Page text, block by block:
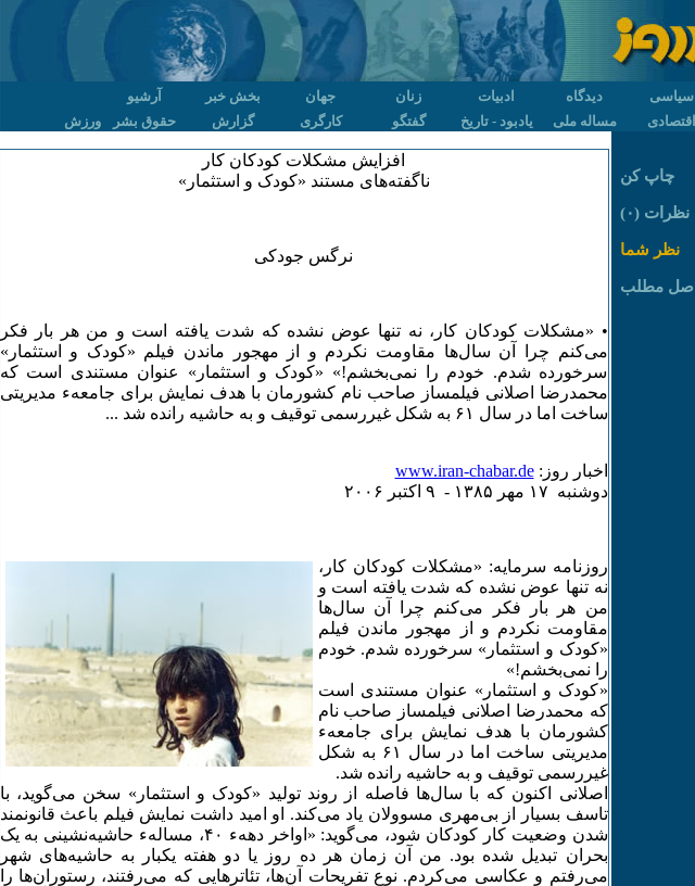
سیاسی دیدگاه ادبیات زنان جهان بخش خبر
آرشیو
اقتصادی مساله ملی یادبود - تاریخ گفتگو کارگری گزارش حقوق بشر ورزش
افزایش مشکلات کودکان کار
ناگفته‌های مستند «کودک و استثمار»
نرگس جودکی
• «مشکلات کودکان کار، نه تنها عوض نشده که شدت یافته است و من هر بار فکر
می‌کنم چرا آن سال‌ها مقاومت نکردم و از مهجور ماندن فیلم «کودک و استثمار»
سرخورده شدم. خودم را نمی‌بخشم!» «کودک و استثمار» عنوان مستندی است که
محمدرضا اصلانی فیلمساز صاحب نام کشورمان با هدف نمایش برای جامعهء مدیریتی
ساخت اما در سال ۶۱ به شکل غیررسمی توقیف و به حاشیه رانده شد ...
اخبار روز:www.iran-chabar.de
دوشنبه ۱۷ مهر ۱٣٨۵ - ۹ اکتبر ۲۰۰۶
روزنامه سرمایه: «مشکلات کودکان کار،
نه تنها عوض نشده که شدت یافته است و
من هر بار فکر می‌کنم چرا آن سال‌ها
مقاومت نکردم و از مهجور ماندن فیلم
«کودک و استثمار» سرخورده شدم. خودم
را نمی‌بخشم!»
«کودک و استثمار» عنوان مستندی است
که محمدرضا اصلانی فیلمساز صاحب نام
کشورمان با هدف نمایش برای جامعهء
مدیریتی ساخت اما در سال ۶۱ به شکل
غیررسمی توقیف و به حاشیه رانده شد.
اصلانی اکنون که با سال‌ها فاصله از روند تولید «کودک و استثمار» سخن می‌گوید، با
تاسف بسیار از بی‌مهری مسوولان یاد می‌کند. او امید داشت نمایش فیلم باعث قانونمند
شدن وضعیت کار کودکان شود، می‌گوید: «اواخر دههء ۴۰، مسالهء حاشیه‌نشینی به یک
بحران تبدیل شده بود. من آن زمان هر ده روز یا دو هفته یکبار به حاشیه‌های شهر
می‌رفتم و عکاسی می‌کردم. نوع تفریحات آن‌ها، تئاترهایی که می‌رفتند، رستوران‌ها را
چاپ کن
نظرات (۰)
نظر شما
اصل مطلب